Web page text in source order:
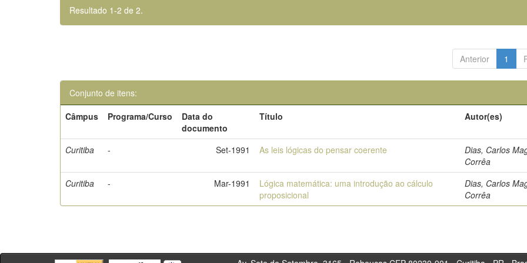
Resultado 1-2 de 2.
Anterior 1
Conjunto de itens:
Câmpus
Programa/Curso
Data do
documento
Título Autor(es)
Curitiba - Set-1991 As leis lógicas do pensar coerente
Dias, Carlos
Corrêa
Curitiba
- Mar-1991
Lógica matemática: uma introdução ao cálculo
proposicional
Dias, Carlos
Corrêa